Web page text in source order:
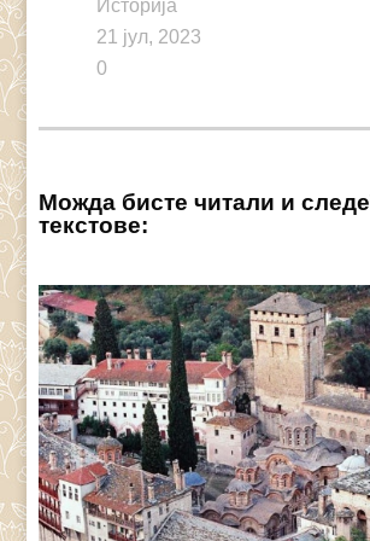
Историја
21 јул, 2023
0
Можда бисте читали и
текстове: